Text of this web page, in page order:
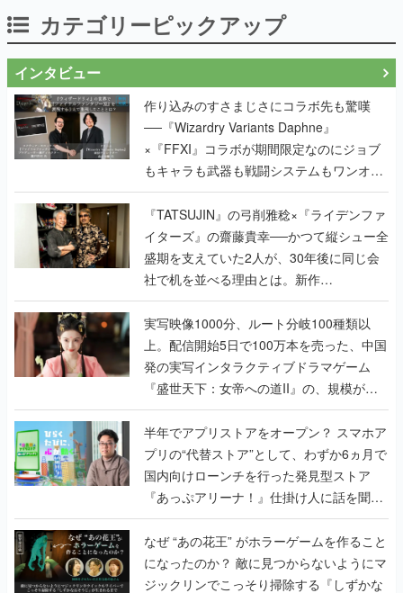
カテゴリーピックアップ
インタビュー
作り込みのすさまじさにコラボ先も驚嘆
──『Wizardry Variants Daphne』
×『FFXI』コラボが期間限定なのにジョブ
もキャラも武器も戦闘システムもワンオフ
で作り込まれた理由を両ディレクターに聞
く
『TATSUJIN』の弓削雅稔×『ライデンファ
イターズ』の齋藤貴幸──かつて縦シュー全
盛期を支えていた2人が、30年後に同じ会
社で机を並べる理由とは。新作
『TATSUJIN EXTREME』で初タッグを組
んだレジェンド2人に訊く開発秘話
実写映像1000分、ルート分岐100種類以
上。配信開始5日で100万本を売った、中国
発の実写インタラクティブドラマゲーム
『盛世天下：女帝への道II』の、規模が違
うこだわりをプロデューサーに聞いた
半年でアプリストアをオープン？ スマホア
プリの“代替ストア”として、わずか6ヵ月で
国内向けローンチを行った発見型ストア
『あっぷアリーナ！』仕掛け人に話を聞い
てみた
なぜ “あの花王” がホラーゲームを作ること
になったのか？ 敵に見つからないようにマ
ジックリンでこっそり掃除する『しずかな